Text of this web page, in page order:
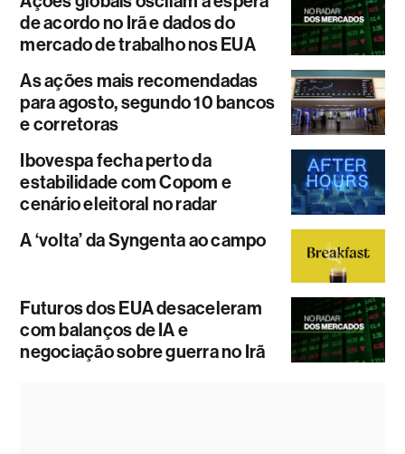
de acordo no Irã e dados do
mercado de trabalho nos EUA
As ações mais recomendadas
para agosto, segundo 10 bancos
e corretoras
Ibovespa fecha perto da
estabilidade com Copom e
cenário eleitoral no radar
A ‘volta’ da Syngenta ao campo
Futuros dos EUA desaceleram
com balanços de IA e
negociação sobre guerra no Irã